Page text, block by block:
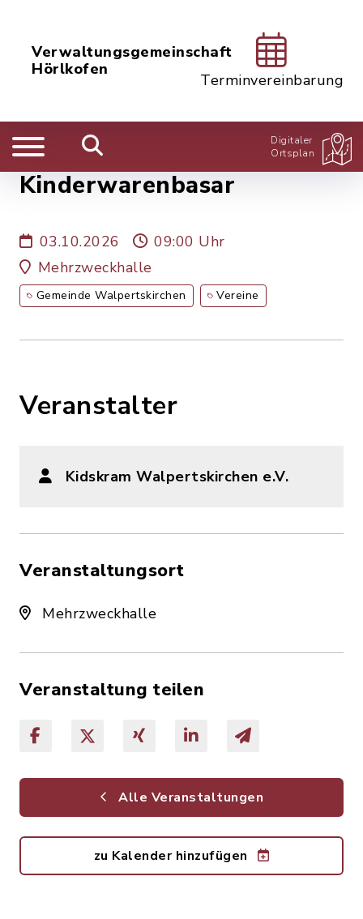
Verwaltungsgemeinschaft
Hörlkofen
Terminvereinbarung
Digitaler
Ortsplan
Kinderwarenbasar
03.10.2026
09:00 Uhr
Mehrzweckhalle
Gemeinde Walpertskirchen Vereine
Veranstalter
Kidskram Walpertskirchen e.V.
Veranstaltungsort
Mehrzweckhalle
Veranstaltung teilen
Alle Veranstaltungen
zu Kalender hinzufügen